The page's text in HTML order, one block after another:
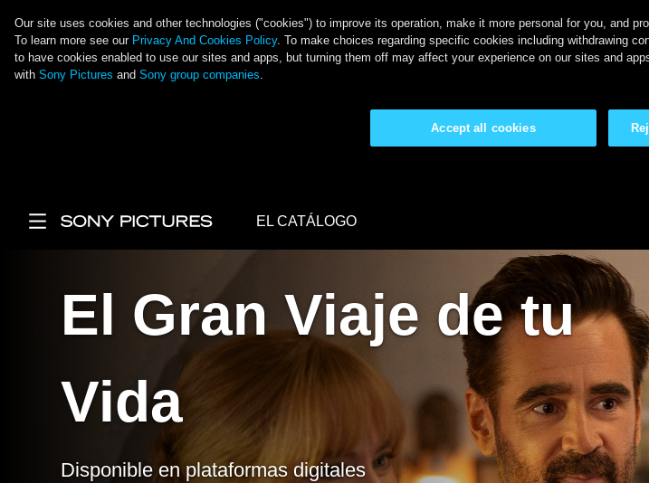
Our site uses cookies and other technologies ("cookies") to improve its operation, make it more personal for you, and
To learn more see our Privacy And Cookies Policy. To make choices regarding specific cookies including withdrawing
to have cookies enabled to use our sites and apps, but turning them off may affect your experience on our sites and
with Sony Pictures and Sony group companies.
Accept all cookies
EL CATÁLOGO
El Gran Viaje de tu
Vida
Disponible en plataformas digitales